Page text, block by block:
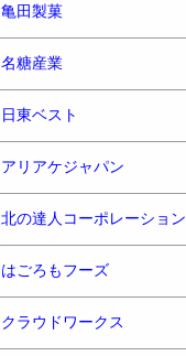
亀田製菓
名糖産業
日東ベスト
アリアケジャパン
北の達人コーポレーション
はごろもフーズ
クラウドワークス